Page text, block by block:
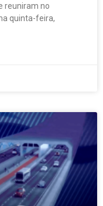
reuniram no
quinta-feira,